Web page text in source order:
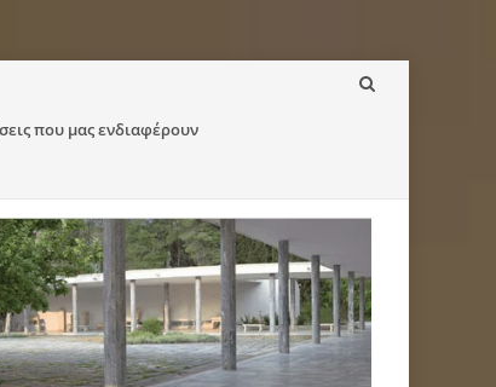
που μας ενδιαφέρουν